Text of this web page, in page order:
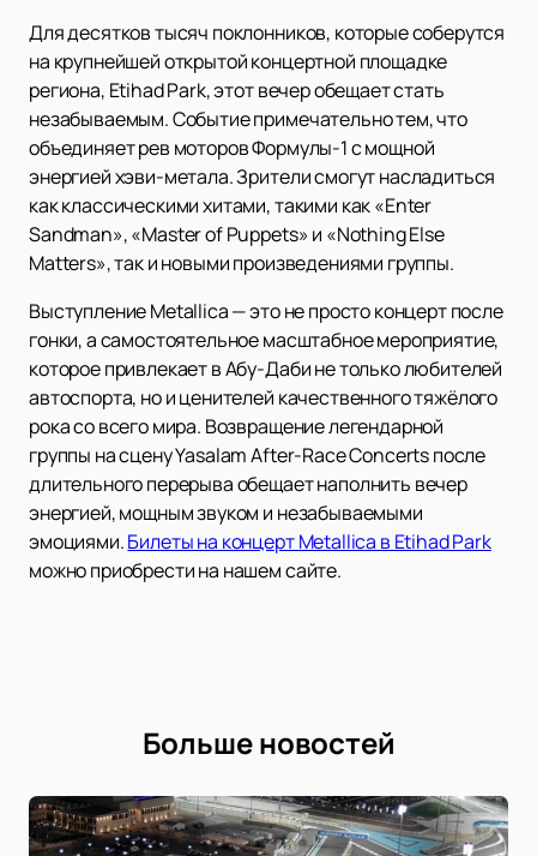
Для десятков тысяч поклонников, которые соберутся
на крупнейшей открытой концертной площадке
региона, Etihad Park, этот вечер обещает стать
незабываемым. Событие примечательно тем, что
объединяет рев моторов Формулы-1 с мощной
энергией хэви-метала. Зрители смогут насладиться
как классическими хитами, такими как «Enter
Sandman», «Master of Puppets» и «Nothing Else
Matters», так и новыми произведениями группы.
Выступление Metallica — это не просто концерт после
гонки, а самостоятельное масштабное мероприятие,
которое привлекает в Абу-Даби не только любителей
автоспорта, но и ценителей качественного тяжёлого
рока со всего мира. Возвращение легендарной
группы на сцену Yasalam After-Race Concerts после
длительного перерыва обещает наполнить вечер
энергией, мощным звуком и незабываемыми
эмоциями.Билеты на концерт Metallica в Etihad Park
можно приобрести на нашем сайте.
Больше новостей